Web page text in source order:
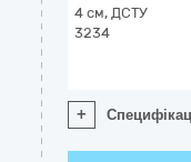
4 см, ДСТУ
3234
+